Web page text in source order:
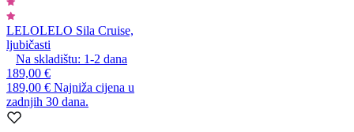
LELOLELO Sila Cruise,
ljubičasti
Na skladištu: 1-2 dana
189,00 €
189,00 € Najniža cijena u
zadnjih 30 dana.